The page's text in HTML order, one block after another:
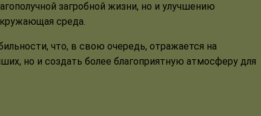
загробной жизни, но и улучшению
среда.
что, в свою очередь, отражается на
но и создать более благоприятную атмосферу для